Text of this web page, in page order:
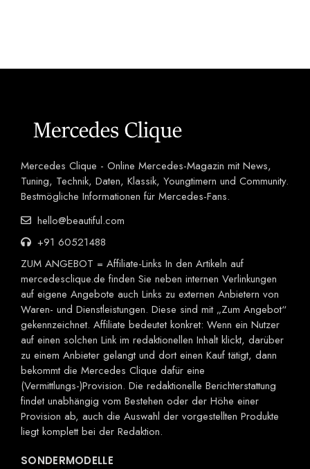
Mercedes Clique - Online Mercedes-Magazin mit News,
Tuning, Technik, Daten, Klassik, Youngtimern und Community.
Bestmögliche Informationen für Mercedes-Fans.
hello@beautiful.com
+91 60521488
ZUM ANGEBOT = Affiliate-Links In den Artikeln auf
mercedesclique.de finden Sie neben internen Verlinkungen
auf eigene Angebote auch Links zu externen Anbietern von
Waren- und Dienstleistungen. Diese sind mit „Zum Angebot“
gekennzeichnet. Affiliate bedeutet konkret: Wenn ein Nutzer
auf einen solchen Link im redaktionellen Inhalt klickt, darüber
zu einem Anbieter gelangt und dort einen Kauf tätigt, dann
bekommt die Mercedes Clique dafür eine
(Vermittlungs-)Provision. Die redaktionelle Berichterstattung
findet unabhängig vom Bestehen oder der Höhe einer
Provision ab, auch die Auswahl der vorgestellten Produkte
liegt komplett bei der Redaktion.
SONDERMODELLE